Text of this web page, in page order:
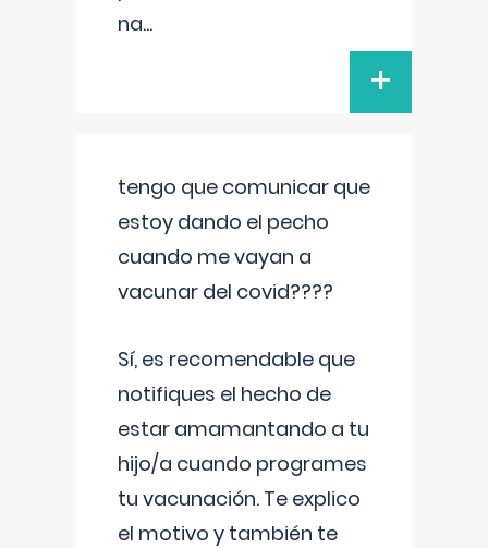
na...
+
tengo que comunicar que
estoy dando el pecho
cuando me vayan a
vacunar del covid????
Sí, es recomendable que
notifiques el hecho de
estar amamantando a tu
hijo/a cuando programes
tu vacunación. Te explico
el motivo y también te